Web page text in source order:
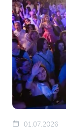
01.07.2026